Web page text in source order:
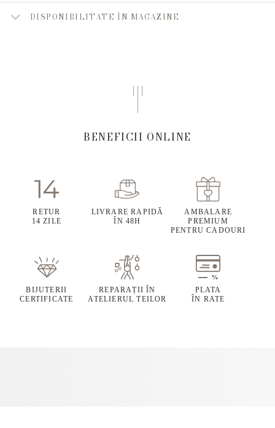
DISPONIBILITATE ÎN MAGAZINE
BENEFICII ONLINE
RETUR
14 ZILE
LIVRARE RAPIDĂ
ÎN 48H
AMBALARE
PREMIUM
PENTRU CADOURI
BIJUTERII
CERTIFICATE
REPARAȚII ÎN
ATELIERUL TEILOR
PLATA
ÎN RATE